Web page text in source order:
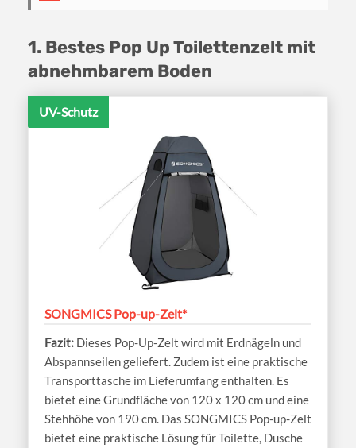
1. Bestes Pop Up Toilettenzelt mit
abnehmbarem Boden
UV-Schutz
SONGMICS Pop-up-Zelt*
Dieses Pop-Up-Zelt wird mit Erdnägeln und
Abspannseilen geliefert. Zudem ist eine praktische
Transporttasche im Lieferumfang enthalten. Es
bietet eine Grundfläche von 120 x 120 cm und eine
Stehhöhe von 190 cm. Das SONGMICS Pop-up-Zelt
bietet eine praktische Lösung für Toilette, Dusche